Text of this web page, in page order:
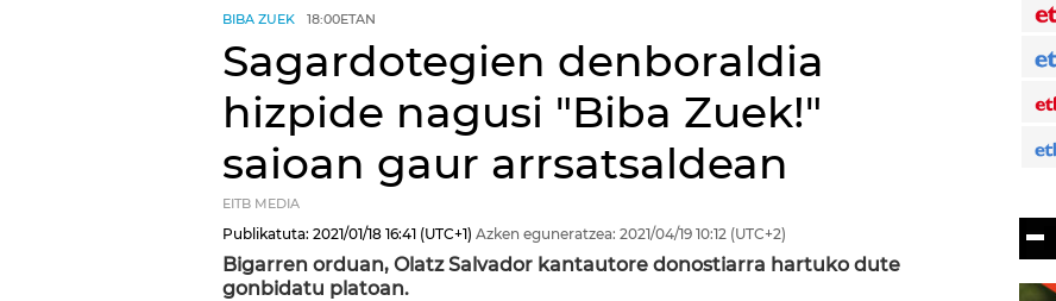
BIBA ZUEK 18:00ETAN
Sagardotegien denboraldia
hizpide nagusi "Biba Zuek!"
saioan gaur arrsatsaldean
EITB MEDIA
Publikatuta: 2021/01/18 16:41 (UTC+1) Azken eguneratzea: 2021/04/19 10:12 (UTC+2)
Bigarren orduan, Olatz Salvador kantautore donostiarra hartuko dute
gonbidatu platoan.